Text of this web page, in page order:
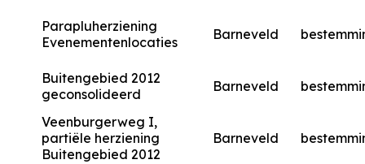
Parapluherziening
Evenementenlocaties
Barneveld
Buitengebied 2012
geconsolideerd
Barneveld
Veenburgerweg I,
partiële herziening
Buitengebied 2012
Barneveld